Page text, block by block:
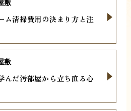
ム清掃費用の決まり方と注
敷
んだ汚部屋から立ち直る心
敷